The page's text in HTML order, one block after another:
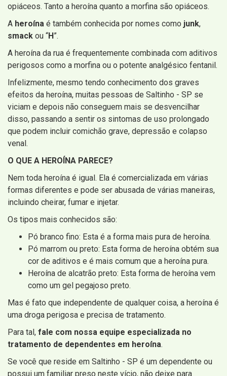
opiáceos. Tanto a heroína quanto a morfina são opiáceos.
A heroína é também conhecida por nomes como junk,
smack ou “H ”.
A heroína da rua é frequentemente combinada com aditivos
perigosos como a morfina ou o potente analgésico fentanil.
Infelizmente, mesmo tendo conhecimento dos graves
efeitos da heroína, muitas pessoas de Saltinho - SP se
viciam e depois não conseguem mais se desvencilhar
disso, passando a sentir os sintomas de uso prolongado
que podem incluir comichão grave, depressão e colapso
venal.
O QUE A HEROÍNA PARECE?
Nem toda heroína é igual. Ela é comercializada em várias
formas diferentes e pode ser abusada de várias maneiras,
incluindo cheirar, fumar e injetar.
Os tipos mais conhecidos são:
Pó branco fino: Esta é a forma mais pura de heroína.
Pó marrom ou preto: Esta forma de heroína obtém sua
cor de aditivos e é mais comum que a heroína pura.
Heroína de alcatrão preto: Esta forma de heroína vem
como um gel pegajoso preto.
Mas é fato que independente de qualquer coisa, a heroína é
uma droga perigosa e precisa de tratamento.
Para tal, fale com nossa equipe especializada no
tratamento de dependentes em heroína.
Se você que reside em Saltinho - SP é um dependente ou
possui um familiar preso neste vício, não deixe para